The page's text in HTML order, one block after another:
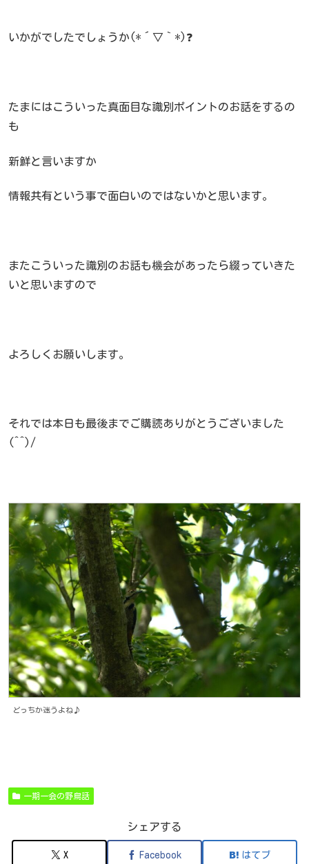
いかがでしたでしょうか(*´▽｀*)❓
たまにはこういった真面目な識別ポイントのお話をするの
も
新鮮と言いますか
情報共有という事で面白いのではないかと思います。
またこういった識別のお話も機会があったら綴っていきた
いと思いますので
よろしくお願いします。
それでは本日も最後までご購読ありがとうございました
(^^)/
どっちか迷うよね♪
一期一会の野鳥話
シェアする
X Facebook はてブ